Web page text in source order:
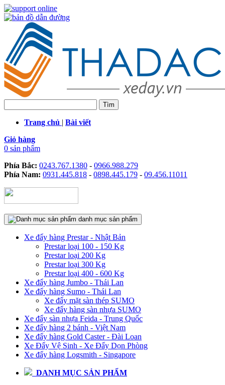
Trang chủ | Bài viết
Giỏ hàng
0 sản phẩm
Phía Bắc: 0243.767.1380 - 0966.988.279
Phía Nam: 0931.445.818 - 0898.445.179 - 09.456.11011
danh mục sản phẩm
Xe đẩy hàng Prestar - Nhật Bản
Prestar loại 100 - 150 Kg
Prestar loại 200 Kg
Prestar loại 300 Kg
Prestar loại 400 - 600 Kg
Xe đẩy hàng Jumbo - Thái Lan
Xe đẩy hàng Sumo - Thái Lan
Xe đẩy mặt sàn thép SUMO
Xe đẩy hàng sàn nhựa SUMO
Xe đẩy sàn nhựa Feida - Trung Quốc
Xe đẩy hàng 2 bánh - Việt Nam
Xe đẩy hàng Gold Caster - Đài Loan
Xe Đẩy Vệ Sinh - Xe Đẩy Dọn Phòng
Xe đẩy hàng Logsmith - Singapore
DANH MỤC SẢN PHẨM